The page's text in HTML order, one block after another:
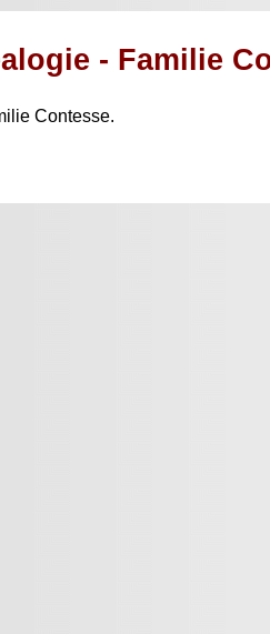
- Familie
Contesse.